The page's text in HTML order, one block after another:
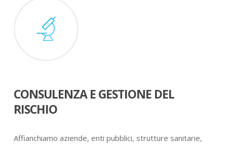
CONSULENZA E GESTIONE DEL
RISCHIO
Affianchiamo aziende, enti pubblici, strutture sanitarie,